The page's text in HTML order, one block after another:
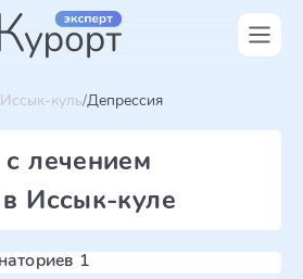
Иссык-куль Депрессия
лечением
Иссык-куле
1